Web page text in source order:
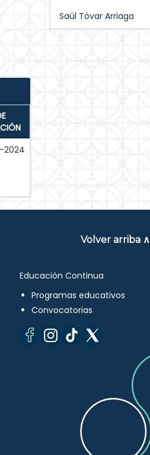
2024
Saúl Tóvar Arriaga
Volver arriba ∧
Educación Continua
Programas educativos
Convocatorias